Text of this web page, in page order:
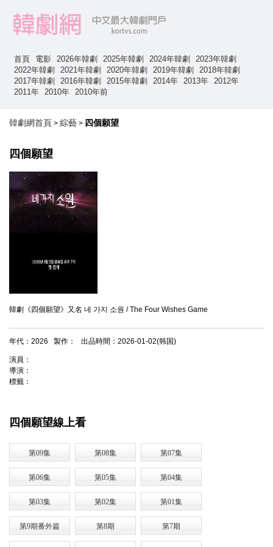
首頁 電影 2026年韓劇 2025年韓劇 2024年韓劇
2023年韓劇
2022年韓劇
2021年韓劇 2020年韓劇 2019年韓劇
2018年韓劇
2017年韓劇
2016年韓劇 2015年韓劇 2014年 2013年
2012年
2011年
2010年 2010年前
韓劇網首頁 > 綜藝 > 四個願望
四個願望
韓劇《四個願望》又名 네 가지 소원 / The Four Wishes Game
年代：2026 製作： 出品時間：2026-01-02(韩国)
演員：
導演：
標籤：
四個願望線上看
第09集 第08集 第07集
第06集 第05集 第04集
第03集 第02集 第01集
第9期番外篇 第8期 第7期